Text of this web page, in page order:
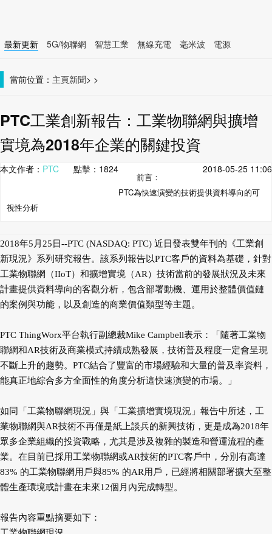
最新更新 5G/物聯網 智慧工業 無線充電 毫米波
電源
當前位置： 主頁 >
新聞 >
PTC工業創新報告：工業物聯網與擴增
實境為2018年企業的關鍵投資
本文作者： PTC 點擊： 1824 2018-05-25 11:06
前言：
PTC為快速演變的技術提供資料導向的可
視性分析
2018年5月25日--PTC (NASDAQ: PTC) 近日發表雙年刊的《工業創
新現況》系列研究報告。該系列報告以PTC客戶的資料為基礎，針對
工業物聯網（IIoT）和擴增實境（AR）技術當前的發展狀況及未來
計畫提供資料導向的客觀分析，包含部署動機、運用於整體價值鏈
的案例與功能，以及創造的商業價值類型等主題。
PTC ThingWorx平台執行副總裁Mike Campbell表示：「隨著工業物
聯網和AR技術及商業模式持續成熟發展，技術普及程度一定會呈現
不斷上升的趨勢。PTC結合了豐富的市場經驗和大量的普及率資料，
能真正地綜合多方全面性的角度分析這快速演變的市場。」
如同「工業物聯網現況」與「工業擴增實境現況」報告中所述，工
業物聯網與AR技術不再僅是紙上談兵的新興技術，更是成為2018年
眾多企業組織的投資戰略，尤其是涉及複雜的製造和營運流程的產
業。在目前已採用工業物聯網或AR技術的PTC客戶中，分別有高達
83% 的工業物聯網用戶與85% 的AR用戶，已經將相關部署擴大至整
體生產環境或計畫在未來12個月內完成轉型。
報告內容重點摘要如下：